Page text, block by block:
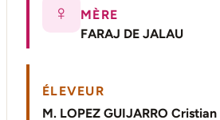
♀
MÈRE
FARAJ DE JALAU
ÉLEVEUR
M. LOPEZ GUIJARRO Cristian